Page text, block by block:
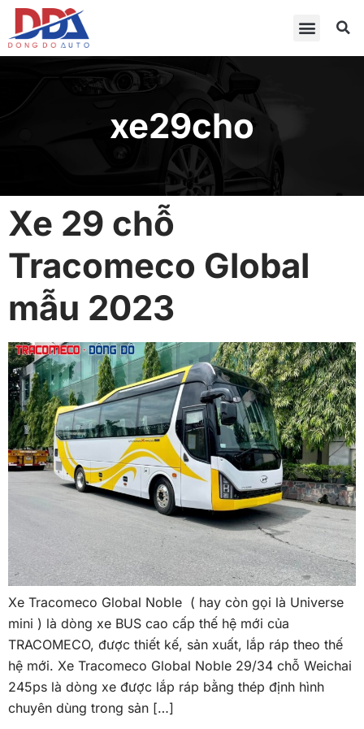
xe29cho
Xe 29 chỗ
Tracomeco Global
mẫu 2023
Xe Tracomeco Global Noble ( hay còn gọi là Universe
mini ) là dòng xe BUS cao cấp thế hệ mới của
TRACOMECO, được thiết kế, sản xuất, lắp ráp theo thế
hệ mới. Xe Tracomeco Global Noble 29/34 chỗ Weichai
245ps là dòng xe được lắp ráp bằng thép định hình
chuyên dùng trong sản […]